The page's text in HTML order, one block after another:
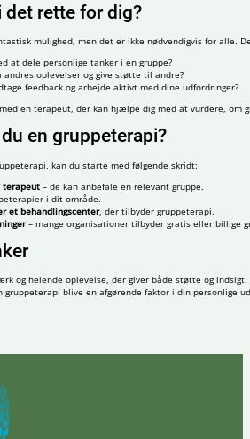
det rette for dig?
mulighed, men det er ikke nødvendigvis for alle.
at dele personlige tanker i en gruppe?
oplevelser og give støtte til andre?
feedback og arbejde aktivt med dine udfordringer?
en terapeut, der kan hjælpe dig med at vurdere,
en gruppeterapi?
kan du starte med følgende skridt:
terapeut– de kan anbefale en relevant gruppe.
i dit område.
et behandlingscenter, der tilbyder gruppeterapi.
– mange organisationer tilbyder gratis eller billige
og helende oplevelse, der giver både støtte og
gruppeterapi blive en afgørende faktor i din personlige